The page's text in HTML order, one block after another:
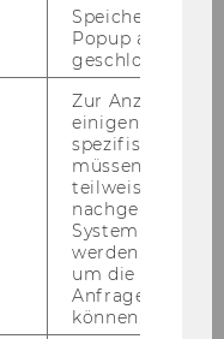
Speichert ob ein
Popup
geschlossen
Zur Anzeige von
einigen WU-
spezifischen
müssen
teilweise von
nachgelagerten
System
werden.
um die Antwort
Anfrage
können.